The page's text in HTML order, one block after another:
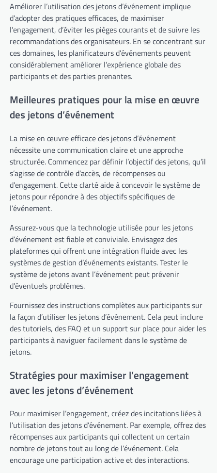
Améliorer l’utilisation des jetons d’événement implique
d’adopter des pratiques efficaces, de maximiser
l’engagement, d’éviter les pièges courants et de suivre les
recommandations des organisateurs. En se concentrant sur
ces domaines, les planificateurs d’événements peuvent
considérablement améliorer l’expérience globale des
participants et des parties prenantes.
Meilleures pratiques pour la mise en œuvre
des jetons d’événement
La mise en œuvre efficace des jetons d’événement
nécessite une communication claire et une approche
structurée. Commencez par définir l’objectif des jetons, qu’il
s’agisse de contrôle d’accès, de récompenses ou
d’engagement. Cette clarté aide à concevoir le système de
jetons pour répondre à des objectifs spécifiques de
l’événement.
Assurez-vous que la technologie utilisée pour les jetons
d’événement est fiable et conviviale. Envisagez des
plateformes qui offrent une intégration fluide avec les
systèmes de gestion d’événements existants. Tester le
système de jetons avant l’événement peut prévenir
d’éventuels problèmes.
Fournissez des instructions complètes aux participants sur
la façon d’utiliser les jetons d’événement. Cela peut inclure
des tutoriels, des FAQ et un support sur place pour aider les
participants à naviguer facilement dans le système de
jetons.
Stratégies pour maximiser l’engagement
avec les jetons d’événement
Pour maximiser l’engagement, créez des incitations liées à
l’utilisation des jetons d’événement. Par exemple, offrez des
récompenses aux participants qui collectent un certain
nombre de jetons tout au long de l’événement. Cela
encourage une participation active et des interactions.